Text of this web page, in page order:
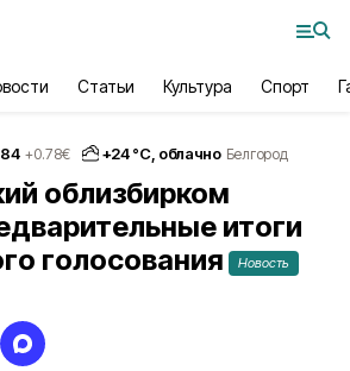
Статьи Культура Спорт
+0.78€ +24°С, облачно Белгород
облизбирком
итоги
голосования
Новость